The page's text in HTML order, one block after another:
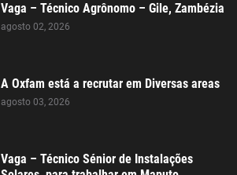
Vaga – Técnico Agrônomo – Gile, Zambézia
agosto 02, 2026
A Oxfam está a recrutar em Diversas areas
agosto 03, 2026
Vaga – Técnico Sénior de Instalações